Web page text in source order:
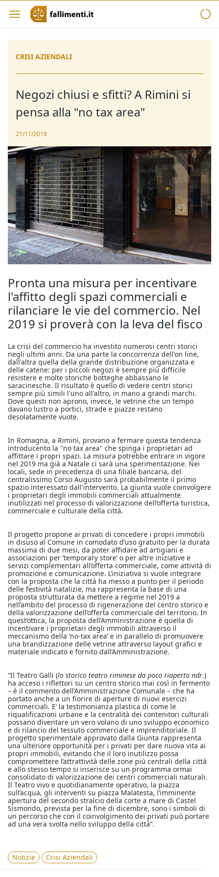
CRISI AZIENDALI
Negozi chiusi e sfitti? A Rimini si
pensa alla "no tax area"
21/11/2018
Pronta una misura per incentivare
l'affitto degli spazi commerciali e
rilanciare le vie del commercio. Nel
2019 si proverà con la leva del fisco
La crisi del commercio ha investito numerosi centri storici
negli ultimi anni. Da una parte la concorrenza dell'on line,
dall'altra quella della grande distribuzione organizzata e
delle catene: per i piccoli negozi è sempre più difficile
resistere e molte storiche botteghe abbassano le
saracinesche. Il risultato è quello di vedere centri storici
sempre più simili l'uno all'altro, in mano a grandi marchi.
Dove questi non aprono, invece, le vetrine che un tempo
davano lustro a portici, strade e piazze restano
desolatamente vuote.
In Romagna, a Rimini, provano a fermare questa tendenza
introducento la "no tax area" che spinga i proprietari ad
affittare i propri spazi. La misura potrebbe entrare in vigore
nel 2019 ma già a Natale ci sarà una sperimentazione. Nei
locali, sede in precedenza di una filiale bancaria, del
centralissimo Corso Augusto sarà probabilmente il primo
spazio interessato dall'intervento. La giunta vuole coinvolgere
i proprietari degli immobili commerciali attualmente
inutilizzati nel processo di valorizzazione dell’offerta turistica,
commerciale e culturale della città.
Il progetto propone ai privati di concedere i propri immobili
in disuso al Comune in comodato d’uso gratuito per la durata
massima di due mesi, da poter affidare ad artigiani e
associazioni per ‘temporary store’ o per altre iniziative e
servizi complementari all’offerta commerciale, come attività di
promozione e comunicazione. L’iniziativa si vuole integrare
con la proposta che la città ha messo a punto per il periodo
delle festività natalizie, ma rappresenta la base di una
proposta strutturata da mettere a regime nel 2019 a
nell’ambito del processo di rigenerazione del centro storico e
della valorizzazione dell’offerta commerciale del territorio. In
quest’ottica, la proposta dell’Amministrazione è quella di
incentivare i proprietari degli immobili attraverso il
meccanismo della ‘no-tax area’ e in parallelo di promuovere
una brandizzazione delle vetrine attraverso layout grafici e
materiale indicato e fornito dall’Amministrazione.
“Il Teatro Galli (lo storico teatro riminese da poco riaperto ndr.)
ha acceso i riflettori su un centro storico mai così in fermento
– è il commento dell’Amministrazione Comunale – che ha
portato anche a un fiorire di aperture di nuovi esercizi
commerciali. E’ la testimonianza plastica di come le
riqualificazioni urbane e la centralità dei contenitori culturali
possano diventare un vero volano di uno sviluppo economico
e di rilancio del tessuto commerciale e imprenditoriale. Il
progetto sperimentale approvato dalla Giunta rappresenta
una ulteriore opportunità per i privati per dare nuova vita ai
propri immobili, evitando che il loro inutilizzo possa
compromettere l’attrattività delle zone più centrali della città
e allo stesso tempo si inserisce su un programma ormai
consolidato di valorizzazione dei centri commerciali naturali.
Il Teatro vivo e quotidianamente operativo, la piazza
sull’acqua, gli interventi su piazza Malatesta, l’imminente
apertura del secondo stralcio della corte a mare di Castel
Sismondo, prevista per la fine di dicembre, sono i simboli di
un percorso che con il coinvolgimento dei privati può portare
ad una vera svolta nello sviluppo della città”.
Notizie Crisi Aziendali